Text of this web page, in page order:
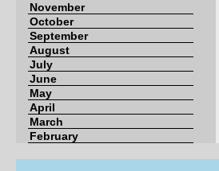
November
October
September
August
July
June
May
April
March
February